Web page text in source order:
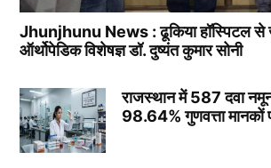
Jhunjhunu News : ढूकिया हॉस्पिटल से
ऑर्थोपेडिक विशेषज्ञ डॉ. दुष्यंत कुमार सोनी
राजस्थान में 587 दवा
98.64% गुणवत्ता मानकों